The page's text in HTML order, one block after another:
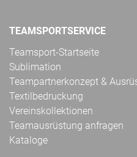
TEAMSPORTSERVICE
Teamsport-Startseite
Sublimation
Teampartnerkonzept &
Textilbedruckung
Vereinskollektionen
Teamausrüstung anfragen
Kataloge